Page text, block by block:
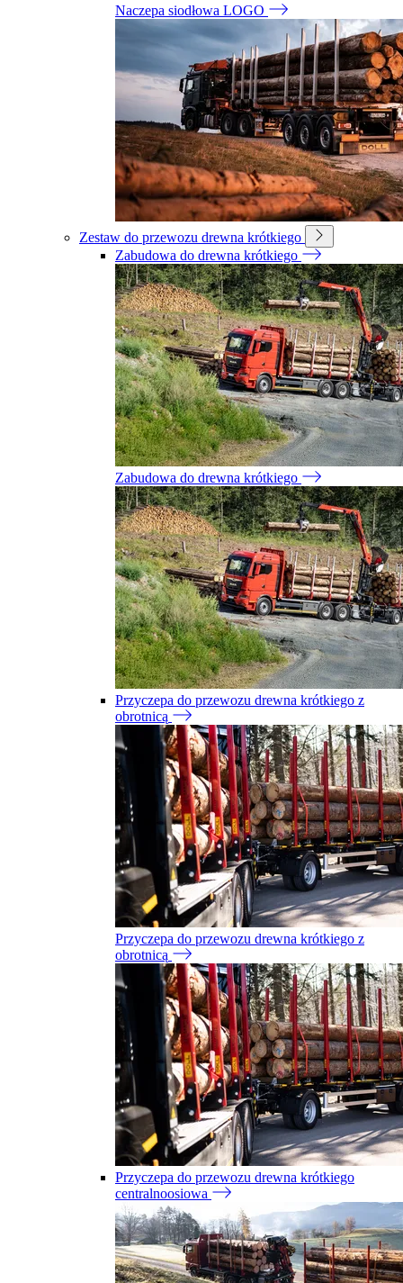
Naczepa siodłowa LOGO
Zestaw do przewozu drewna krótkiego
Zabudowa do drewna krótkiego
Zabudowa do drewna krótkiego
Przyczepa do przewozu drewna krótkiego z
obrotnicą
Przyczepa do przewozu drewna krótkiego z
obrotnicą
Przyczepa do przewozu drewna krótkiego
centralnoosiowa